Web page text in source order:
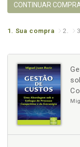
CONTINUAR
1. Sua compra 2.